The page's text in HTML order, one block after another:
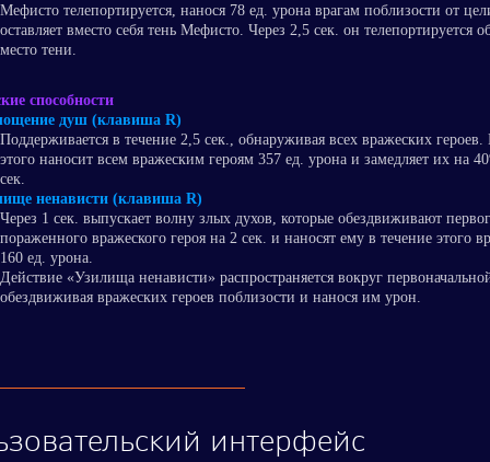
Мефисто телепортируется, нанося 78 ед. урона врагам поблизости от
оставляет вместо себя тень Мефисто. Через 2,5 сек. он телепортируется
место тени.
способности
душ (клавиша R)
Поддерживается в течение 2,5 сек., обнаруживая всех вражеских героев.
этого наносит всем вражеским героям 357 ед. урона и замедляет их на
сек.
ненависти (клавиша R)
Через 1 сек. выпускает волну злых духов, которые обездвиживают
пораженного вражеского героя на 2 сек. и наносят ему в течение этого
160 ед. урона.
Действие «Узилища ненависти» распространяется вокруг
обездвиживая вражеских героев поблизости и нанося им урон.
интерфейс